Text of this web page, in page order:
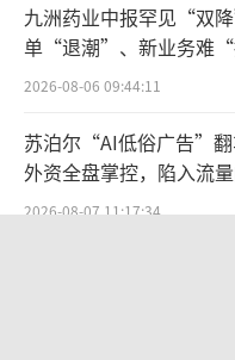
据官网介绍，
导体单晶硅材料及
国家高新技术企业
权的核心技术和工
设备和管理系统。
九洲药业中报罕见“双
单“退潮”、新业务难
难关待闯
2026-08-06 09:44:11
苏泊尔“AI低俗广告”翻
外资全盘掌控，陷入流
发的负循环
2026-08-07 11:17:34